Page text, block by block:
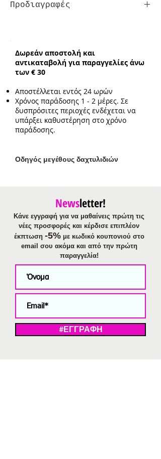
Προδιαγραφές
Δωρεάν αποστολή και
αντικαταβολή για παραγγελίες άνω
των € 30
Αποστέλλεται εντός 24 ωρών
Χρόνος παράδοσης 1 - 2 μέρες. Σε
δυσπρόσιτες περιοχές ενδέχεται να
υπάρξει καθυστέρηση στο χρόνο
παράδοσης.
Οδηγός μεγέθους δαχτυλιδιών
Newsletter!
Κάνε εγγραφή για να μαθαίνεις πρώτη τις
νέες προσφορές και κέρδισε επιπλέον
έκπτωση -5%με κωδικό κουπονιού στο
email σου ακόμα και από την πρώτη
παραγγελία!
#ΕΓΓΡΑΦΗ